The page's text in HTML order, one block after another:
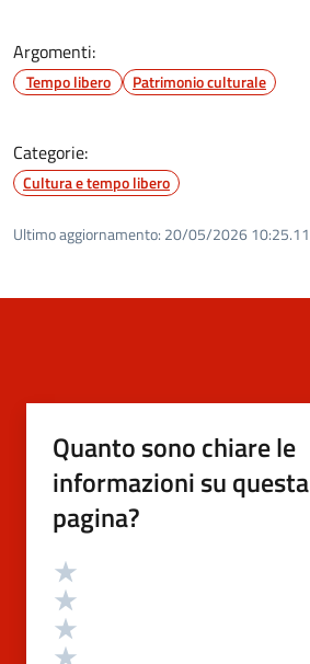
Argomenti:
Tempo libero Patrimonio culturale
Categorie:
Cultura e tempo libero
Ultimo aggiornamento: 20/05/2026 10:25.11
Quanto sono chiare le
informazioni su questa
pagina?
Valutazione